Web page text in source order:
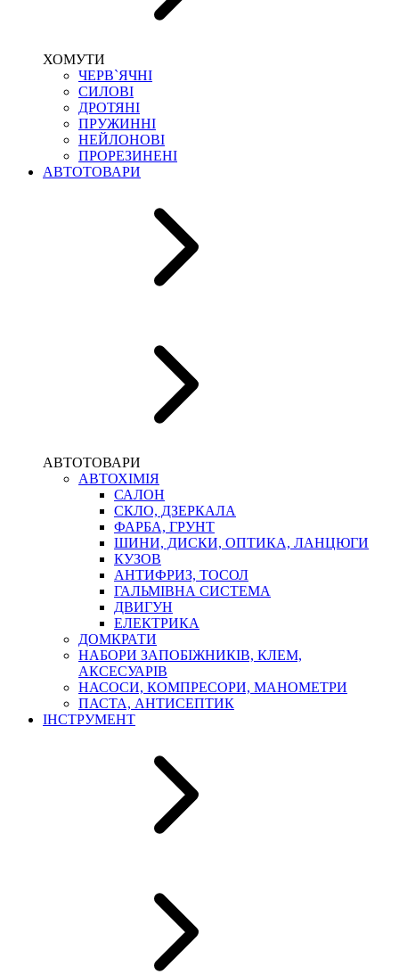
ХОМУТИ
ЧЕРВ`ЯЧНІ
СИЛОВІ
ДРОТЯНІ
ПРУЖИННІ
НЕЙЛОНОВІ
ПРОРЕЗИНЕНІ
АВТОТОВАРИ
АВТОТОВАРИ
АВТОХІМІЯ
САЛОН
СКЛО, ДЗЕРКАЛА
ФАРБА, ГРУНТ
ШИНИ, ДИСКИ, ОПТИКА, ЛАНЦЮГИ
КУЗОВ
АНТИФРИЗ, ТОСОЛ
ГАЛЬМІВНА СИСТЕМА
ДВИГУН
ЕЛЕКТРИКА
ДОМКРАТИ
НАБОРИ ЗАПОБІЖНИКІВ, КЛЕМ,
АКСЕСУАРІВ
НАСОСИ, КОМПРЕСОРИ, МАНОМЕТРИ
ПАСТА, АНТИСЕПТИК
ІНСТРУМЕНТ